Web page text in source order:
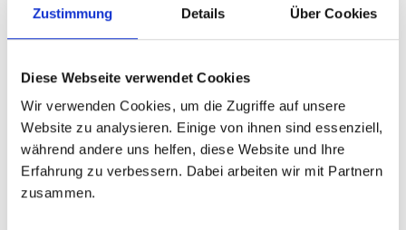
Zustimmung Details Über Cookies
Diese Webseite verwendet Cookies
Wir verwenden Cookies, um die Zugriffe auf unsere
Website zu analysieren. Einige von ihnen sind essenziell,
während andere uns helfen, diese Website und Ihre
Erfahrung zu verbessern. Dabei arbeiten wir mit Partnern
zusammen.
Reifegrad Ihrer Arbeit, die Länge Ihrer Arbeit und nicht
zuletzt die Qualifikation des Lektors.
Wenn Sie uns die Rahmendaten Ihres Projektes
können wir Ihnen einen exakten Preis nennen. Das
heißt, Sie bekommen ein auf Ihre Ausgangssituation
abgestimmtes Lektorat. Beispiele für mögliche
Schwerpunkte, Kosten und Dauer sehen Sie hier: